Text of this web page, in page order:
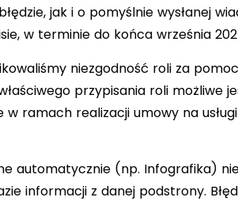
jak i o pomyślnie wysłanej
w terminie do końca września
niezgodność roli za
przypisania roli
w ramach realizacji umowy na
automatycznie (np. Infografika)
informacji z danej podstrony.